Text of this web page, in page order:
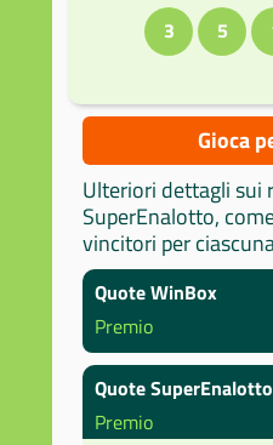
3 5
Gioca
Ulteriori dettagli sui
SuperEnalotto,
vincitori per
Quote WinBox
Premio
Quote SuperEnalotto
Premio